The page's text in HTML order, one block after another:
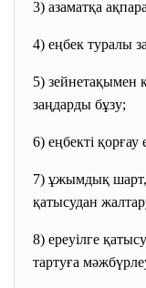
3) азаматқа
4) еңбек туралы
5) зейнетақымен
заңдарды бұзу;
6) еңбекті қорғау
7) ұжымдық шарт,
қатысудан
8) ереуілге
тартуға